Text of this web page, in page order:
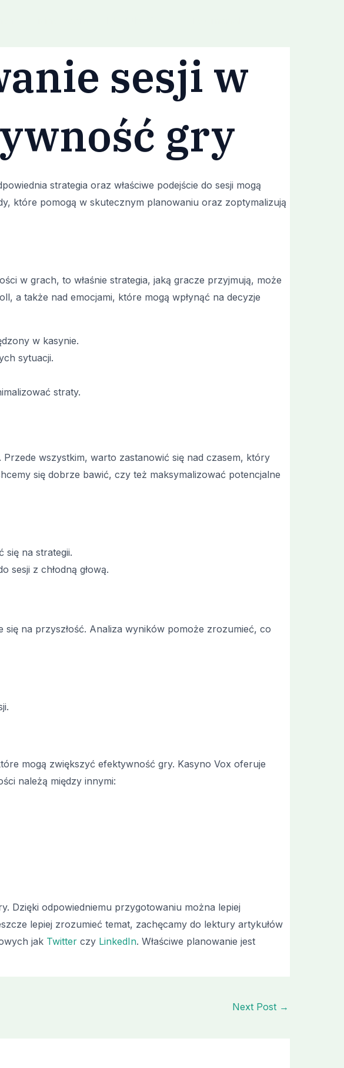
sesji w
gry
strategia oraz właściwe podejście do sesji mogą
które pomogą w skutecznym planowaniu oraz zoptymalizują
w grach, to właśnie strategia, jaką gracze przyjmują, może
a także nad emocjami, które mogą wpłynąć na decyzje
w kasynie.
sytuacji.
straty.
wszystkim, warto zastanowić się nad czasem, który
się dobrze bawić, czy też maksymalizować potencjalne
na strategii.
sesji z chłodną głową.
na przyszłość. Analiza wyników pomoże zrozumieć, co
mogą zwiększyć efektywność gry. Kasyno Vox oferuje
należą między innymi:
Dzięki odpowiedniemu przygotowaniu można lepiej
lepiej zrozumieć temat, zachęcamy do lektury artykułów
jak Twitter czy LinkedIn. Właściwe planowanie jest
Next Post →